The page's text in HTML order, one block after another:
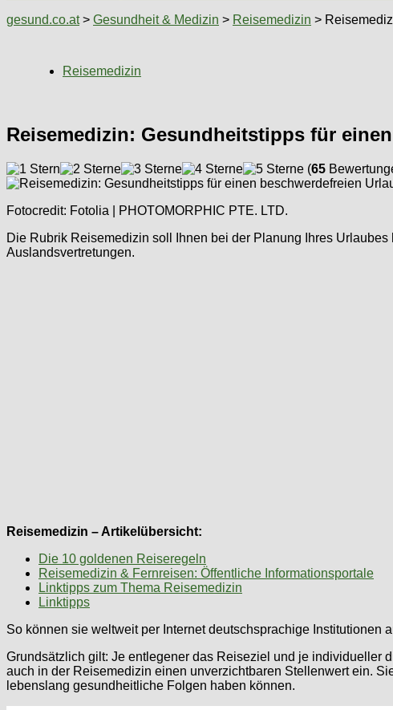
gesund.co.at> Gesundheit & Medizin > Reisemedizin >
Reisemedizin
Reisemedizin: Gesundheitstipps für
(65
Fotocredit: Fotolia | PHOTOMORPHIC PTE. LTD.
Die Rubrik Reisemedizin soll Ihnen bei der Planung Ihres
Auslandsvertretungen.
Reisemedizin – Artikelübersicht:
Die 10 goldenen Reiseregeln
Reisemedizin & Fernreisen: Öffentliche Informationsportale
Linktipps zum Thema Reisemedizin
Linktipps
So können sie weltweit per Internet deutschsprachige
Grundsätzlich gilt: Je entlegener das Reiseziel und je individueller
auch in der Reisemedizin einen unverzichtbaren Stellenwert ein.
lebenslang gesundheitliche Folgen haben können.